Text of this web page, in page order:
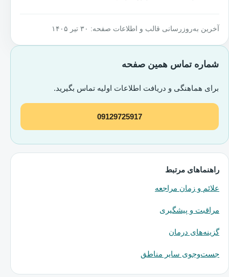
آخرین به‌روزرسانی قالب و اطلاعات صفحه: ۳۰ تیر ۱۴۰۵
شماره تماس همین صفحه
برای هماهنگی و دریافت اطلاعات اولیه تماس بگیرید.
09129725917
راهنماهای مرتبط
علائم و زمان مراجعه
مراقبت و پیشگیری
گزینه‌های درمان
جست‌وجوی سایر مناطق